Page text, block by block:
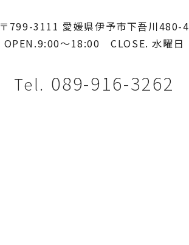
〒799-3111 愛媛県伊予市下吾川480-4
OPEN.9:00〜18:00CLOSE. 水曜日
Tel. 089-916-3262